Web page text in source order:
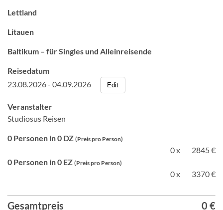
Lettland
Litauen
Baltikum – für Singles und Alleinreisende
Reisedatum
23.08.2026 - 04.09.2026
Edit
Veranstalter
Studiosus Reisen
0 Personen in 0 DZ (Preis pro Person)
0 x
2845 €
0 Personen in 0 EZ (Preis pro Person)
0 x 3370 €
Gesamtpreis 0 €